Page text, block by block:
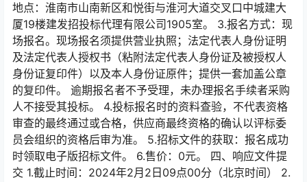
地点：淮南市山南新区和悦街与淮河大道交叉口中城建大
厦19楼建发招投标代理有限公司1905室。 3.报名方式：现
场报名。现场报名须提供营业执照；法定代表人身份证明
及法定代表人授权书（粘附法定代表人身份证及被授权人
身份证复印件）以及本人身份证原件；提供一套加盖公章
的复印件。 逾期报名者不予受理，未办理报名手续者采购
人不接受其投标。 4.投标报名时的资料查验，不代表资格
审查的最终通过或合格，供应商最终资格的确认以评标委
员会组织的资格后审为准。 5.招标文件的获取：报名成功
时领取电子版招标文件。 6.售价：0元。 四、响应文件提
交 1.截止时间：2024年2月2日09点00分（北京时间） 2.